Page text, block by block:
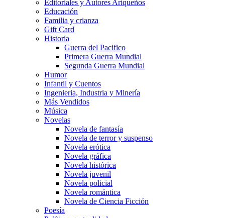
Editoriales y Autores Ariqueños
Educación
Familia y crianza
Gift Card
Historia
Guerra del Pacifico
Primera Guerra Mundial
Segunda Guerra Mundial
Humor
Infantil y Cuentos
Ingenieria, Industria y Minería
Más Vendidos
Música
Novelas
Novela de fantasía
Novela de terror y suspenso
Novela erótica
Novela gráfica
Novela histórica
Novela juvenil
Novela policial
Novela romántica
Novela de Ciencia Ficción
Poesía